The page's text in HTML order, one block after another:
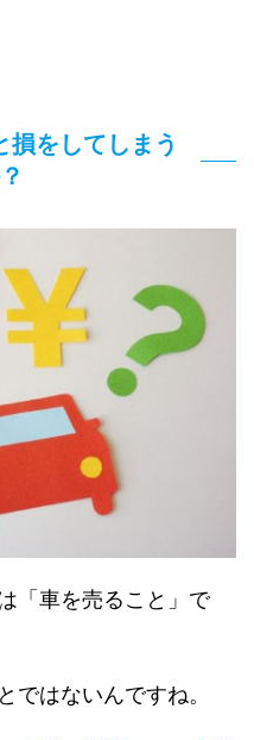
損をしてしまう
「車を売ること」で
ではないんですね。